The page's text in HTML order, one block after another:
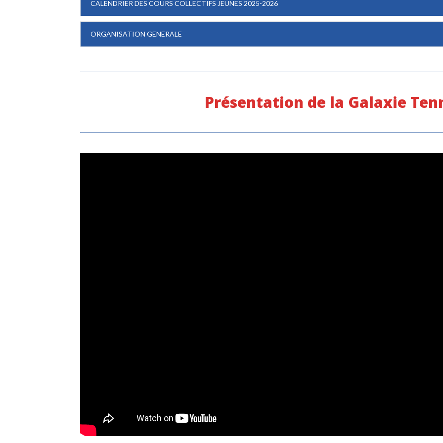
CALENDRIER DES COURS COLLECTIFS JEUNES 2025-2026
ORGANISATION GENERALE
Présentation de la Galaxie